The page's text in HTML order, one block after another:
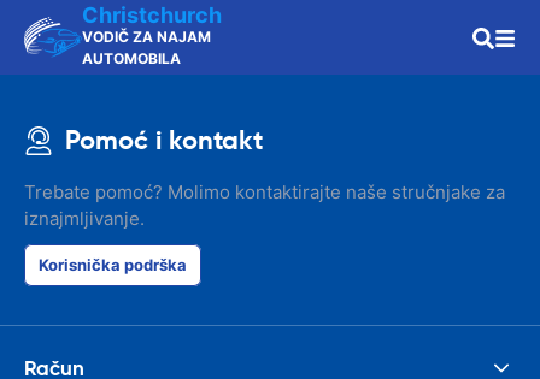
Christchurch
VODIČ ZA NAJAM
AUTOMOBILA
Pomoć i kontakt
Trebate pomoć? Molimo kontaktirajte naše stručnjake za
iznajmljivanje.
Korisnička podrška
Račun